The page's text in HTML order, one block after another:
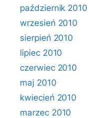
październik 2010
wrzesień 2010
sierpień 2010
lipiec 2010
czerwiec 2010
maj 2010
kwiecień 2010
marzec 2010